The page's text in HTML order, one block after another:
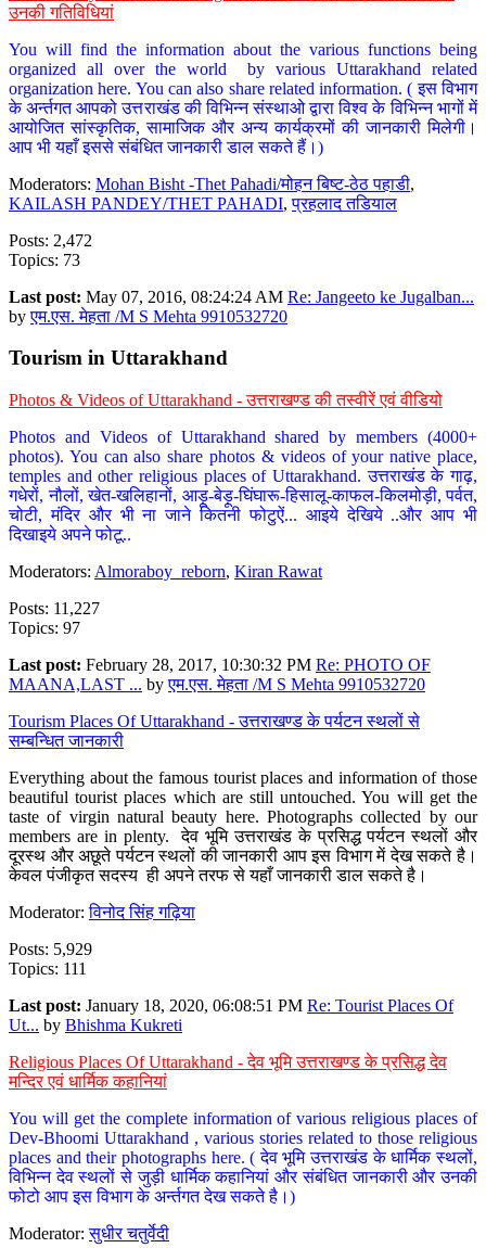
उनकी गतिविधियां
You will find the information about the various functions being
organized all over the world by various Uttarakhand related
organization here. You can also share related information. ( इस विभाग
के अर्न्तगत आपको उत्तराखंड की विभिन्न संस्थाओ द्वारा विश्व के विभिन्न भागों में
आयोजित सांस्कृतिक, सामाजिक और अन्य कार्यक्रमों की जानकारी मिलेगी।
आप भी यहाँ इससे संबंधित जानकारी डाल सकते हैं।)
Moderators: Mohan Bisht -Thet Pahadi/मोहन बिष्ट-ठेठ पहाडी,
KAILASH PANDEY/THET PAHADI,प्रहलाद तडियाल
Posts: 2,472
Topics: 73
Last post: May 07, 2016, 08:24:24 AM Re: Jangeeto ke Jugalban...
byएम.एस. मेहता /M S Mehta 9910532720
Tourism in Uttarakhand
Photos & Videos of Uttarakhand - उत्तराखण्ड की तस्वीरें एवं वीडियो
Photos and Videos of Uttarakhand shared by members (4000+
photos). You can also share photos & videos of your native place,
temples and other religious places of Uttarakhand. उत्तराखंड के गाढ़,
गधेरों, नौलों, खेत-खलिहानों, आड़ू-बेड़ू-घिंघारू-हिसालू-काफल-किलमोड़ी, पर्वत,
चोटी, मंदिर और भी ना जाने कितनी फोटुऐं... आइये देखिये ..और आप भी
दिखाइये अपने फोटू..
Moderators: Almoraboy_reborn, Kiran Rawat
Posts: 11,227
Topics: 97
Last post: February 28, 2017, 10:30:32 PM Re: PHOTO OF
MAANA,LAST ... byएम.एस. मेहता /M S Mehta 9910532720
Tourism Places Of Uttarakhand - उत्तराखण्ड के पर्यटन स्थलों से
सम्बन्धित जानकारी
Everything about the famous tourist places and information of those
beautiful tourist places which are still untouched. You will get the
taste of virgin natural beauty here. Photographs collected by our
members are in plenty. देव भूमि उत्तराखंड के प्रसिद्ध पर्यटन स्थलों और
दूरस्थ और अछूते पर्यटन स्थलों की जानकारी आप इस विभाग में देख सकते है।
केवल पंजीकृत सदस्य ही अपने तरफ से यहाँ जानकारी डाल सकते है।
Moderator:विनोद सिंह गढ़िया
Posts: 5,929
Topics: 111
Last post: January 18, 2020, 06:08:51 PM Re: Tourist Places Of
Ut... by Bhishma Kukreti
Religious Places Of Uttarakhand - देव भूमि उत्तराखण्ड के प्रसिद्ध देव
मन्दिर एवं धार्मिक कहानियां
You will get the complete information of various religious places of
Dev-Bhoomi Uttarakhand , various stories related to those religious
places and their photographs here. ( देव भूमि उत्तराखंड के धार्मिक स्थलों,
विभिन्न देव स्थलों से जुड़ी धार्मिक कहानियां और संबंधित जानकारी और उनकी
फोटो आप इस विभाग के अर्न्तगत देख सकते है।)
Moderator:सुधीर चतुर्वेदी